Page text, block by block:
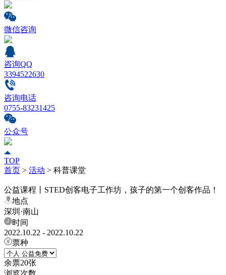
微信咨询
咨询QQ
3394522630
咨询电话
0755-83231425
公众号
TOP
首页 > 活动 > 科普课堂
公益课程丨STED创客电子工作坊，孩子的第一个创客作品！
地点
深圳·南山
时间
2022.10.22 - 2022.10.22
票种
余票20张